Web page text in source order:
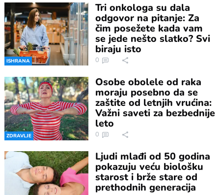
ISHRANA
Tri onkologa su dala
odgovor na pitanje: Za
čim posežete kada vam
se jede nešto slatko? Svi
biraju isto
0
ZDRAVLJE
Osobe obolele od raka
moraju posebno da se
zaštite od letnjih vrućina:
Važni saveti za bezbednije
leto
0
Ljudi mlađi od 50 godina
pokazuju veću biološku
starost i brže stare od
prethodnih generacija